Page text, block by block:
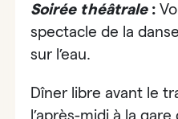
Soirée théâtrale:
spectacle de la
sur l’eau.
Dîner libre avant le
l’après-midi à la